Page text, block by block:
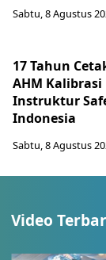
Sabtu, 8 Agustus
17 Tahun
AHM
Instruktur
Indonesia
Sabtu, 8 Agustus
Video